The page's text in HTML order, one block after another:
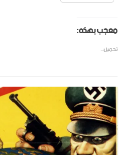
معجب بهذه:
تحميل...